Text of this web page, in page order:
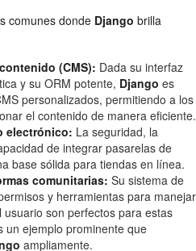
comunes donde Django brilla
(CMS): Dada su interfaz
y su ORM potente, Django es
personalizados, permitiendo a los
el contenido de manera eficiente.
electrónico: La seguridad, la
de integrar pasarelas de
base sólida para tiendas en línea.
comunitarias: Su sistema de
y herramientas para manejar
son perfectos para estas
un ejemplo prominente que
ampliamente.